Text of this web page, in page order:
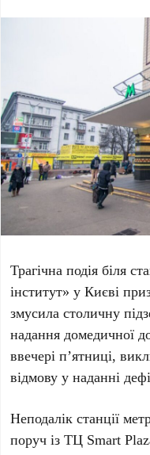
Трагічна подія біля
інститут» у Києві
змусила столичну
надання домедичної
ввечеріп’ятниці,
відмову у наданні
Неподалік станції
поруч ізТЦ Smart